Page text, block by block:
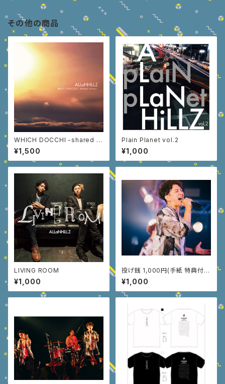
その他の商品
WHICH DOCCHI -shared s
ongs-
¥1,500
Plain Planet vol.2
¥1,000
LIVING ROOM
¥1,000
投げ銭 1,000円(手紙 特典付
き)
¥1,000